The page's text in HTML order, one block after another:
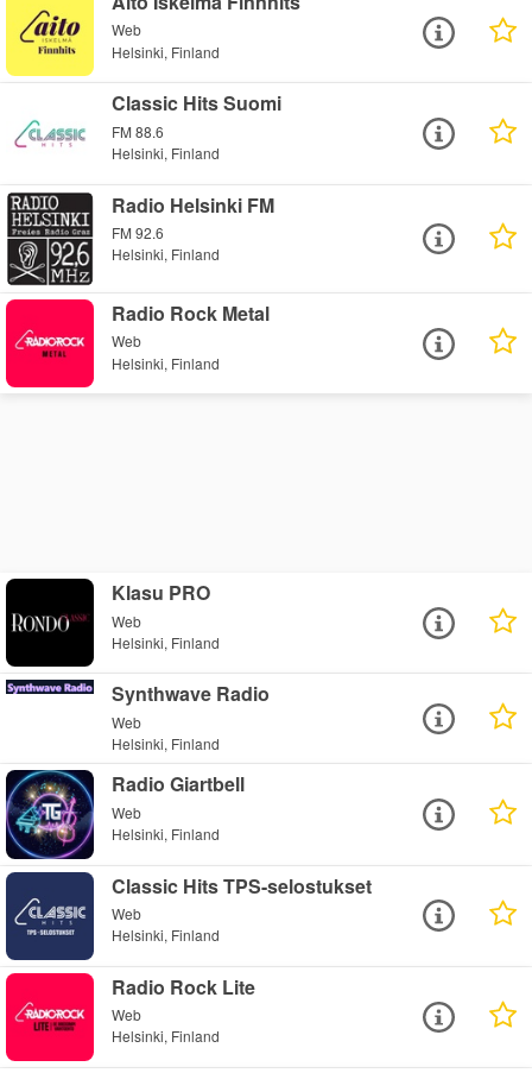
Web
Helsinki, Finland
Classic Hits Suomi
FM 88.6
Helsinki, Finland
Radio Helsinki FM
FM 92.6
Helsinki, Finland
Radio Rock Metal
Web
Helsinki, Finland
Klasu PRO
Web
Helsinki, Finland
Synthwave Radio
Web
Helsinki, Finland
Radio Giartbell
Web
Helsinki, Finland
Classic Hits TPS-selostukset
Web
Helsinki, Finland
Radio Rock Lite
Web
Helsinki, Finland